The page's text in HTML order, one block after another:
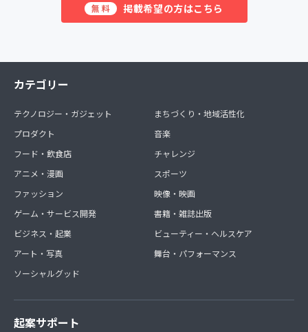
無料 掲載希望の方はこちら
カテゴリー
テクノロジー・ガジェット
プロダクト
フード・飲食店
アニメ・漫画
ファッション
ゲーム・サービス開発
ビジネス・起業
アート・写真
ソーシャルグッド
まちづくり・地域活性化
音楽
チャレンジ
スポーツ
映像・映画
書籍・雑誌出版
ビューティー・ヘルスケア
舞台・パフォーマンス
起案サポート